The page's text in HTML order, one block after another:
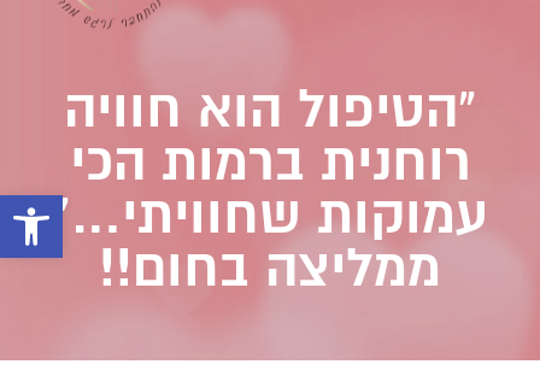
"הטיפול הוא חוויה
רוחנית ברמות הכי
עמוקות שחוויתי…"
ממליצה בחום!!